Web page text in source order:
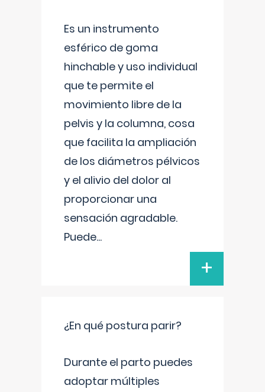
Es un instrumento
esférico de goma
hinchable y uso individual
que te permite el
movimiento libre de la
pelvis y la columna, cosa
que facilita la ampliación
de los diámetros pélvicos
y el alivio del dolor al
proporcionar una
sensación agradable.
Puede...
+
¿En qué postura parir?
Durante el parto puedes
adoptar múltiples